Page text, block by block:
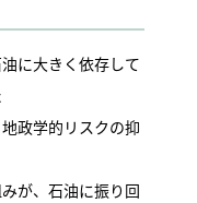
に大きく依存して
政学的リスクの抑
が、石油に振り回